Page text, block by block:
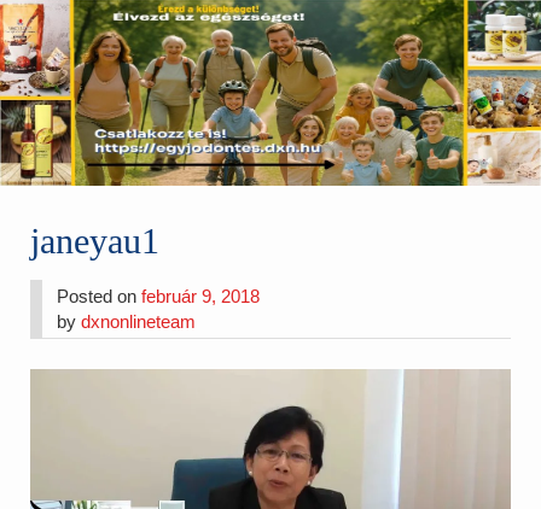
janeyau1
Posted onfebruár 9, 2018
bydxnonlineteam